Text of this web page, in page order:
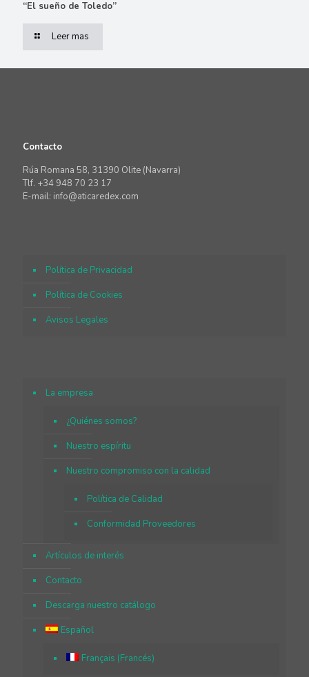
“El sueño de Toledo”
Leer mas
Contacto
Rúa Romana 58, 31390 Olite (Navarra)
Tlf. +34 948 70 23 17
E-mail: info@aticaredex.com
Política de Privacidad
Política de Cookies
Avisos Legales
La empresa
¿Quiénes somos?
Nuestro espíritu
Nuestro compromiso con la calidad
Política de Calidad
Conformidad Proveedores
Artículos de interés
Contacto
Descarga nuestro catálogo
Español
Français (Francés)